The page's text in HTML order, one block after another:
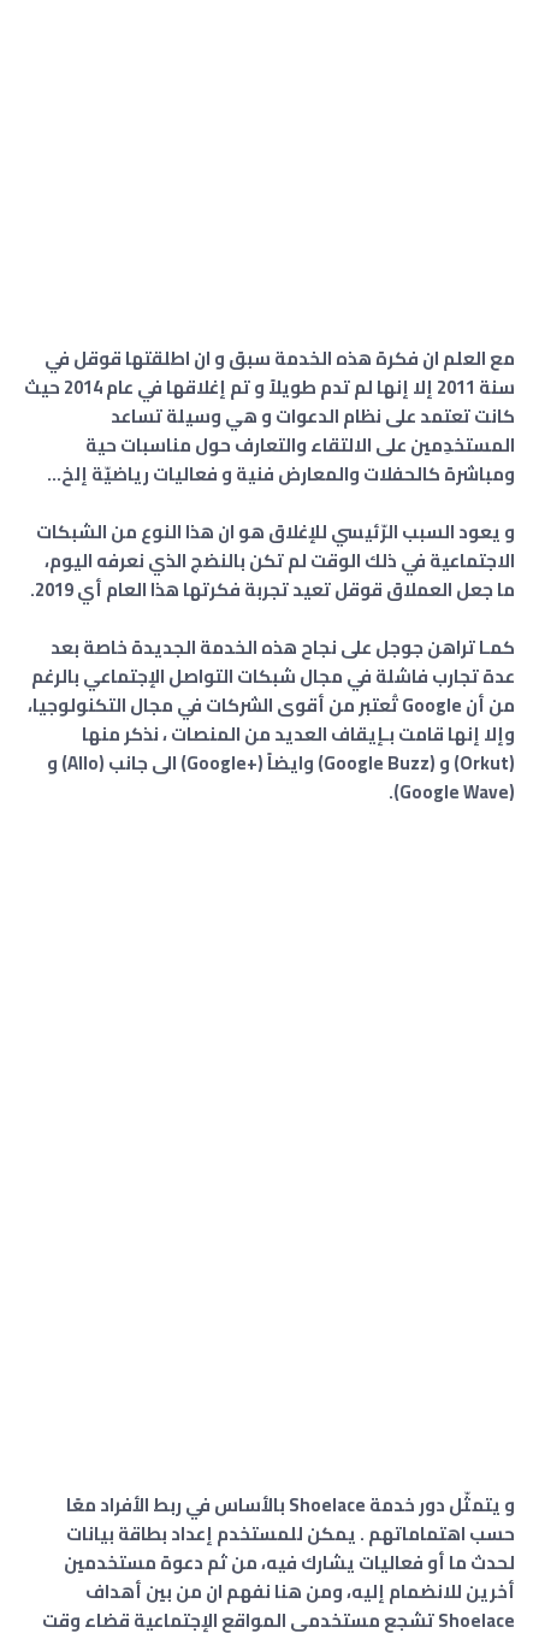
مع العلم ان فكرة هذه الخدمة سبق و ان اطلقتها قوقل في
سنة 2011 إلا إنها لم تدم طويلاً و تم إغلاقها في عام 2014 حيث
كانت تعتمد على نظام الدعوات و هي وسيلة تساعد
المستخدِمين على الالتقاء والتعارف حول مناسبات حية
ومباشرة كالحفلات والمعارض فنية و فعاليات رياضيّة إلخ...
و يعود السبب الرّئيسي للإغلاق هو ان هذا النوع من الشبكات
الاجتماعية في ذلك الوقت لم تكن بالنضج الذي نعرفه اليوم،
ما جعل العملاق قوقل تعيد تجربة فكرتها هذا العام أي 2019.
كمـا تراهن جوجل على نجاح هذه الخدمة الجديدة خاصة بعد
عدة تجارب فاشلة في مجال شبكات التواصل الإجتماعي بالرغم
من أن Google تُعتبر من أقوى الشركات في مجال التكنولوجيا،
وإلا إنها قامت بـإيقاف العديد من المنصات ، نذكر منها
(Orkut) و (Google Buzz) وايضاً (+Google) الى جانب (Allo) و
(Google Wave).
و يتمثّل دور خدمة Shoelace بالأساس في ربط الأفراد معًا
حسب اهتماماتهم . يمكن للمستخدم إعداد بطاقة بيانات
لحدث ما أو فعاليات يشارك فيه، من ثم دعوة مستخدمين
أخرين للانضمام إليه، ومن هنا نفهم ان من بين أهداف
Shoelace تشجع مستخدمي المواقع الإجتماعية قضاء وقت